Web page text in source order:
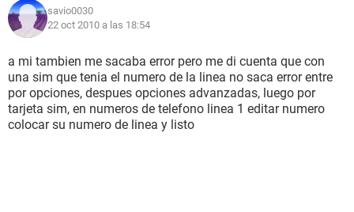
savio0030
22 oct 2010 a las 18:54
a mi tambien me sacaba error pero me di cuenta que con
una sim que tenia el numero de la linea no saca error entre
por opciones, despues opciones advanzadas, luego por
tarjeta sim, en numeros de telefono linea 1 editar numero
colocar su numero de linea y listo